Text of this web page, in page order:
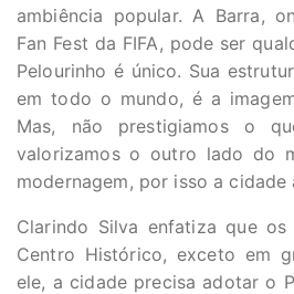
ambiência popular. A Barra,
Fan Fest da FIFA, pode ser
Pelourinho é único. Sua
em todo o mundo, é a
Mas, não prestigiamos o
valorizamos o outro lado do
modernagem, por isso a cidade
Clarindo Silva enfatiza que
Centro Histórico, exceto em
ele, a cidade precisa adotar o